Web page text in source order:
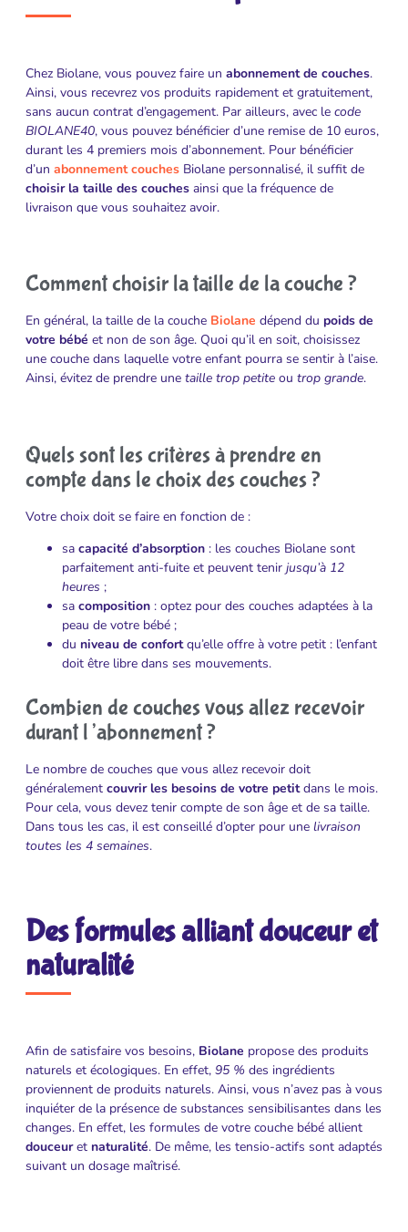
Chez Biolane, vous pouvez faire un abonnement de couches.
Ainsi, vous recevrez vos produits rapidement et gratuitement,
sans aucun contrat d’engagement. Par ailleurs, avec le code
BIOLANE40, vous pouvez bénéficier d’une remise de 10 euros,
durant les 4 premiers mois d’abonnement. Pour bénéficier
d’un abonnement couches Biolane personnalisé, il suffit de
choisir la taille des couches ainsi que la fréquence de
livraison que vous souhaitez avoir.
Comment choisir la taille de la couche ?
En général, la taille de la couche Biolane dépend du poids de
votre bébé et non de son âge. Quoi qu’il en soit, choisissez
une couche dans laquelle votre enfant pourra se sentir à l’aise.
Ainsi, évitez de prendre une taille trop petite ou trop grande.
Quels sont les critères à prendre en
compte dans le choix des couches ?
Votre choix doit se faire en fonction de :
sa capacité d’absorption : les couches Biolane sont
parfaitement anti-fuite et peuvent tenir jusqu’à 12
heures ;
sa composition : optez pour des couches adaptées à la
peau de votre bébé ;
du niveau de confortqu’elle offre à votre petit : l’enfant
doit être libre dans ses mouvements.
Combien de couches vous allez recevoir
durant l’abonnement ?
Le nombre de couches que vous allez recevoir doit
généralement couvrir les besoins de votre petitdans le mois.
Pour cela, vous devez tenir compte de son âge et de sa taille.
Dans tous les cas, il est conseillé d’opter pour une livraison
toutes les 4 semaines.
Des formules alliant douceur et
naturalité
Afin de satisfaire vos besoins, Biolane propose des produits
naturels et écologiques. En effet, 95 % des ingrédients
proviennent de produits naturels. Ainsi, vous n’avez pas à vous
inquiéter de la présence de substances sensibilisantes dans les
changes. En effet, les formules de votre couche bébé allient
douceuret naturalité. De même, les tensio-actifs sont adaptés
suivant un dosage maîtrisé.